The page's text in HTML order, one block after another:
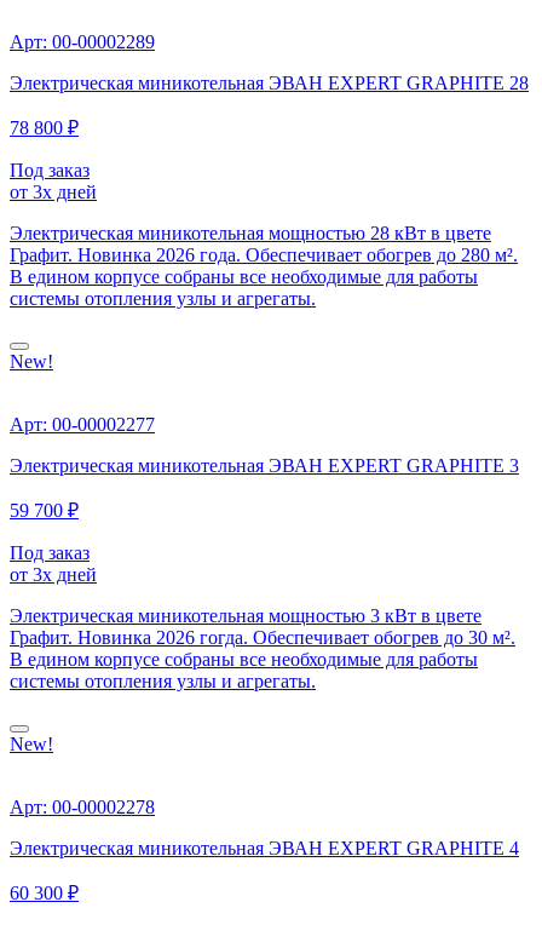
Арт: 00-00002289
Электрическая миникотельная ЭВАН EXPERT GRAPHITE 28
78 800 ₽
Под заказ
от 3х дней
Электрическая миникотельная мощностью 28 кВт в цвете
Графит. Новинка 2026 года. Обеспечивает обогрев до 280 м².
В едином корпусе собраны все необходимые для работы
системы отопления узлы и агрегаты.
New!
Арт: 00-00002277
Электрическая миникотельная ЭВАН EXPERT GRAPHITE 3
59 700 ₽
Под заказ
от 3х дней
Электрическая миникотельная мощностью 3 кВт в цвете
Графит. Новинка 2026 гогда. Обеспечивает обогрев до 30 м².
В едином корпусе собраны все необходимые для работы
системы отопления узлы и агрегаты.
New!
Арт: 00-00002278
Электрическая миникотельная ЭВАН EXPERT GRAPHITE 4
60 300 ₽